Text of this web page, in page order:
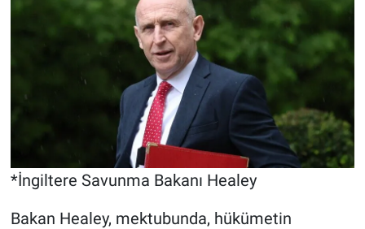
*İngiltere Savunma Bakanı Healey
Bakan Healey, mektubunda, hükümetin